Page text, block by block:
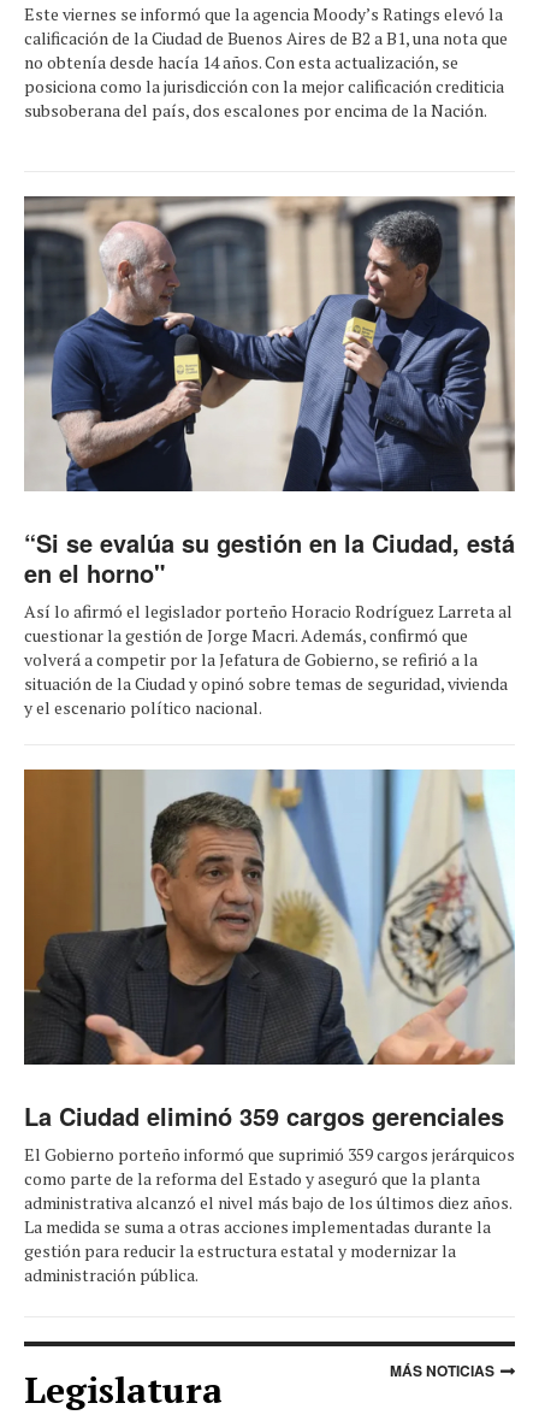
Este viernes se informó que la agencia Moody’s Ratings elevó la
calificación de la Ciudad de Buenos Aires de B2 a B1, una nota que
no obtenía desde hacía 14 años. Con esta actualización, se
posiciona como la jurisdicción con la mejor calificación crediticia
subsoberana del país, dos escalones por encima de la Nación.
“Si se evalúa su gestión en la Ciudad, está
en el horno"
Así lo afirmó el legislador porteño Horacio Rodríguez Larreta al
cuestionar la gestión de Jorge Macri. Además, confirmó que
volverá a competir por la Jefatura de Gobierno, se refirió a la
situación de la Ciudad y opinó sobre temas de seguridad, vivienda
y el escenario político nacional.
La Ciudad eliminó 359 cargos gerenciales
El Gobierno porteño informó que suprimió 359 cargos jerárquicos
como parte de la reforma del Estado y aseguró que la planta
administrativa alcanzó el nivel más bajo de los últimos diez años.
La medida se suma a otras acciones implementadas durante la
gestión para reducir la estructura estatal y modernizar la
administración pública.
Legislatura MÁS NOTICIAS